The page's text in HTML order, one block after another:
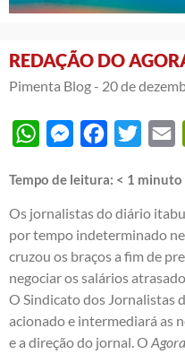
REDAÇÃO DO
Pimenta Blog - 20 de
WhatsAppMessengerFacebook
Twitter
Tempo de leitura: < 1 minuto
Os jornalistas do diário
por tempo indeterminado
cruzou os braços a fim de
negociar os salários
O Sindicato dos Jornalistas
acionado e intermediará as
e a direção do jornal. O Agora